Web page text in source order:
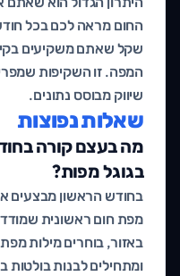
החום מראה לכם בכל
שקל שאתם משקיעים
המפה. זו השקיפות
שיווק מבוסס נתונים.
שאלות נפוצות
מה בעצם קורה
בגוגל מפות?
בחודש הראשון מבצעים
מפת חום ראשונית
באזור, בוחרים מילות
ומתחילים לבנות בולטות